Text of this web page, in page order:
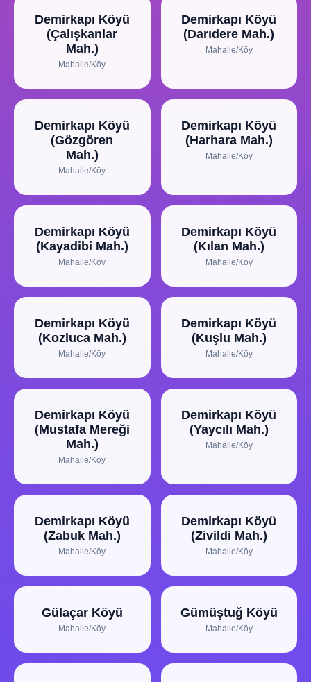
Demirkapı Köyü
(Çalışkanlar
Mah.)
Mahalle/Köy
Demirkapı Köyü
(Darıdere Mah.)
Mahalle/Köy
Demirkapı Köyü
(Gözgören
Mah.)
Mahalle/Köy
Demirkapı Köyü
(Harhara Mah.)
Mahalle/Köy
Demirkapı Köyü
(Kayadibi Mah.)
Mahalle/Köy
Demirkapı Köyü
(Kılan Mah.)
Mahalle/Köy
Demirkapı Köyü
(Kozluca Mah.)
Mahalle/Köy
Demirkapı Köyü
(Kuşlu Mah.)
Mahalle/Köy
Demirkapı Köyü
(Mustafa Mereği
Mah.)
Mahalle/Köy
Demirkapı Köyü
(Yaycılı Mah.)
Mahalle/Köy
Demirkapı Köyü
(Zabuk Mah.)
Mahalle/Köy
Demirkapı Köyü
(Zivildi Mah.)
Mahalle/Köy
Gülaçar Köyü
Mahalle/Köy
Gümüştuğ Köyü
Mahalle/Köy